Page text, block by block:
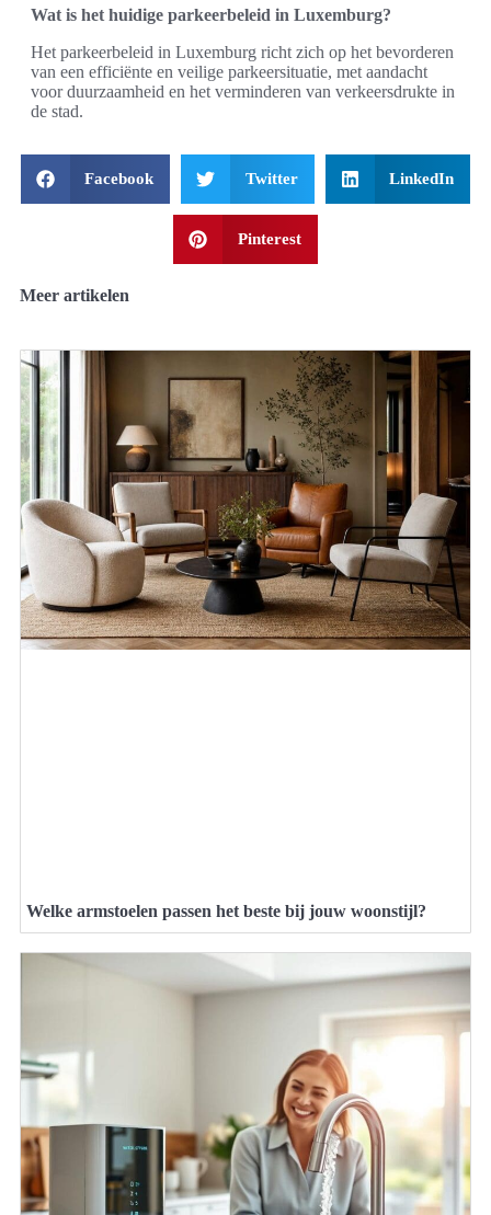
Wat is het huidige parkeerbeleid in Luxemburg?
Het parkeerbeleid in Luxemburg richt zich op het bevorderen
van een efficiënte en veilige parkeersituatie, met aandacht
voor duurzaamheid en het verminderen van verkeersdrukte in
de stad.
Facebook Twitter LinkedIn
Pinterest
Meer artikelen
Welke armstoelen passen het beste bij jouw woonstijl?